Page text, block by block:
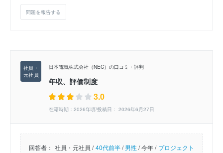
問題を報告する
日本電気株式会社（NEC）の口コミ・評判
年収、評価制度
3.0
在籍時期：2026年頃/投稿日： 2026年6月27日
回答者： 社員・元社員 / 40代前半/男性/今年 / プロジェクト